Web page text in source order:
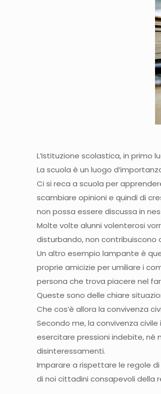
L’Istituzione scolastica, in
La scuola è un luogo
Ci si reca a scuola per
scambiare opinioni e quindi di
non possa essere discussa in
Molte volte alunni volenterosi
disturbando, non contribuiscono
Un altro esempio lampante è
proprie amicizie per umiliare i
persona che trova piacere nel
Queste sono delle chiare
Che cos’è allora la convivenza
Secondo me, la convivenza
esercitare pressioni indebite, né
disinteressamenti.
Imparare a rispettare le regole
di noi cittadini consapevoli della